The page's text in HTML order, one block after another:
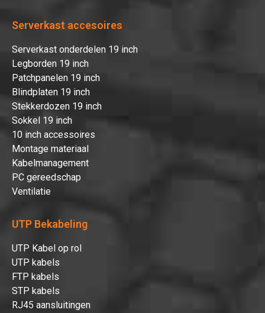
Serverkast accesoires
Serverkast onderdelen 19 inch
Legborden 19 inch
Patchpanelen 19 inch
Blindplaten 19 inch
Stekkerdozen 19 inch
Sokkel 19 inch
10 inch accessoires
Montage materiaal
Kabelmanagement
PC gereedschap
Ventilatie
UTP Bekabeling
UTP Kabel op rol
UTP kabels
FTP kabels
STP kabels
RJ45 aansluitingen